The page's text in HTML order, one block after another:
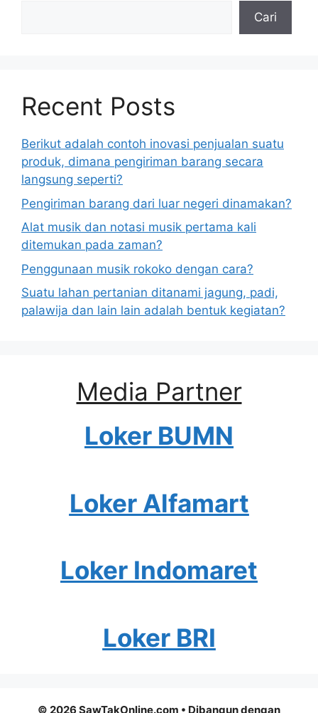
Cari
Recent Posts
Berikut adalah contoh inovasi penjualan suatu
produk, dimana pengiriman barang secara
langsung seperti?
Pengiriman barang dari luar negeri dinamakan?
Alat musik dan notasi musik pertama kali
ditemukan pada zaman?
Penggunaan musik rokoko dengan cara?
Suatu lahan pertanian ditanami jagung, padi,
palawija dan lain lain adalah bentuk kegiatan?
Media Partner
Loker BUMN
Loker Alfamart
Loker Indomaret
Loker BRI
© 2026 SawTakOnline.com • Dibangun dengan